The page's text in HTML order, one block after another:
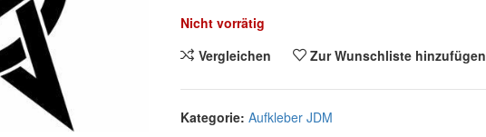
Nicht vorrätig
Vergleichen
Zur Wunschliste hinzufügen
Kategorie: Aufkleber JDM